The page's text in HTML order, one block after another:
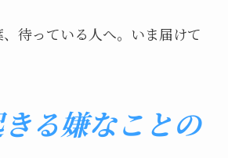
待っている人へ。いま届けて
る嫌なことの